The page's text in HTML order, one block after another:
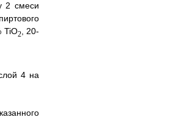
2 смеси
TiO2, 20-
4 на